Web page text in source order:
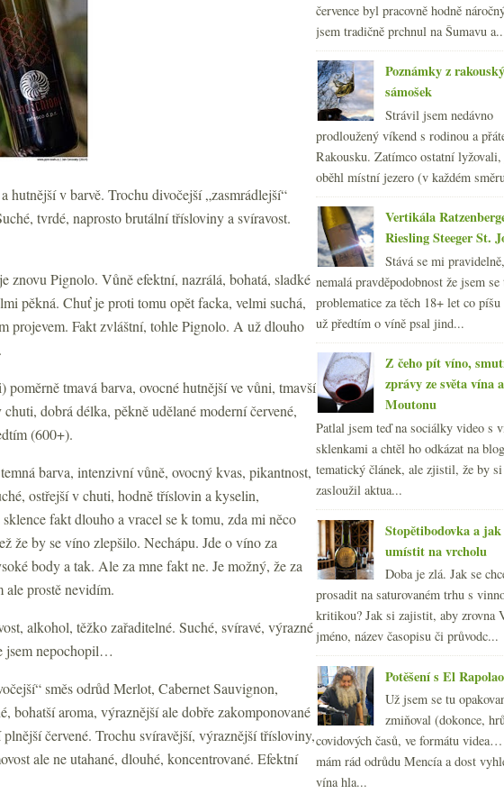
hutnější v barvě. Trochu divočejší „zasmrádlejší“
tvrdé, naprosto brutální třísloviny a svíravost.
znovu Pignolo. Vůně efektní, nazrálá, bohatá, sladké
pěkná. Chuť je proti tomu opět facka, velmi suchá,
projevem. Fakt zvláštní, tohle Pignolo. A už dlouho
tmavá barva, ovocné hutnější ve vůni, tmavší
dobrá délka, pěkně udělané moderní červené,
(600+).
barva, intenzivní vůně, ovocný kvas, pikantnost,
ostřejší v chuti, hodně tříslovin a kyselin,
fakt dlouho a vracel se k tomu, zda mi něco
že by se víno zlepšilo. Nechápu. Jde o víno za
body a tak. Ale za mne fakt ne. Je možný, že za
ale prostě nevidím.
alkohol, těžko zařaditelné. Suché, svíravé, výrazné
jsem nepochopil…
směs odrůd Merlot, Cabernet Sauvignon,
bohatší aroma, výraznější ale dobře zakomponované
červené. Trochu svíravější, výraznější třísloviny,
ale ne utahané, dlouhé, koncentrované. Efektní
července byl pracovně hodně
jsem tradičně prchnul na Šumavu
Poznámky z
sámošek
Strávil jsem nedávno
prodloužený víkend s rodinou a
Rakousku. Zatímco ostatní
oběhl místní jezero (v každém
Vertikála
Riesling Steeger St.
Stává se mi
nemalá pravděpodobnost že jsem se
problematice za těch 18+ let co
už předtím o víně psal jind...
Z čeho pít víno,
zprávy ze světa vína
Moutonu
Patlal jsem teď na sociálky video s
sklenkami a chtěl ho odkázat na
tematický článek, ale zjistil, že by si
zasloužil aktua...
Stopětibodovka a jak
umístit na vrcholu
Doba je zlá. Jak se
prosadit na saturovaném trhu s
kritikou? Jak si zajistit, aby zrovna
jméno, název časopisu či průvodc...
Potěšení s El Rapolao
Už jsem se tu
zmiňoval (dokonce,
covidových časů, ve formátu
mám rád odrůdu Mencía a dost
vína hla...